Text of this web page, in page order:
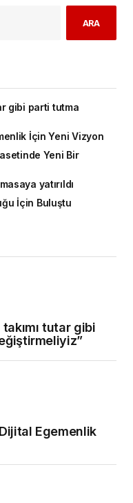
ARA
gibi parti tutma
İçin Yeni Vizyon
Yeni Bir
yatırıldı
İçin Buluştu
tutar gibi
Egemenlik